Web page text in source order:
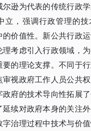
尔逊为代表的传统行政
立，强调行政管理的技
价值性。新公共行政运
理考虑引入行政领域，
要的理论支撑。不同于
审视政府工作人员公共
政府的技术导向性拓展
延续对政府本身的关注
字治理过程中技术与价